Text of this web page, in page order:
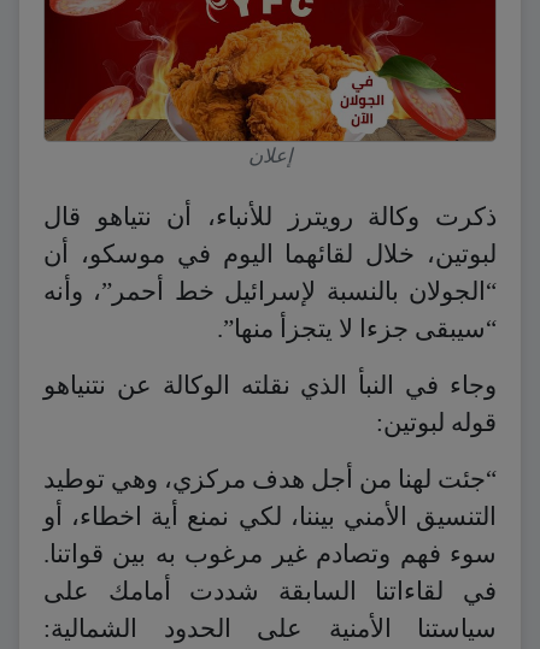
إعلان
ذكرت وكالة رويترز للأنباء، أن نتياهو قال
لبوتين، خلال لقائهما اليوم في موسكو، أن
“الجولان بالنسبة لإسرائيل خط أحمر”، وأنه
“سيبقى جزءا لا يتجزأ منها”.
وجاء في النبأ الذي نقلته الوكالة عن نتنياهو
قوله لبوتين:
“جئت لهنا من أجل هدف مركزي، وهي توطيد
التنسيق الأمني بيننا، لكي نمنع أية اخطاء، أو
سوء فهم وتصادم غير مرغوب به بين قواتنا.
في لقاءاتنا السابقة شددت أمامك على
سياستنا الأمنية على الحدود الشمالية: